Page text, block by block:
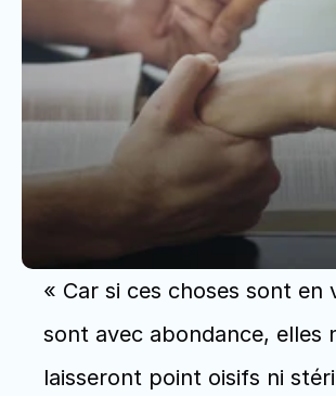
« Car si ces choses sont en
sont avec abondance, elles
laisseront point oisifs ni